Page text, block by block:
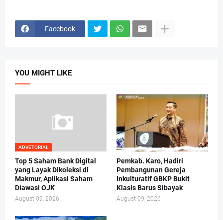
Facebook
YOU MIGHT LIKE
ADVETORIAL
Top 5 Saham Bank Digital
yang Layak Dikoleksi di
Makmur, Aplikasi Saham
Diawasi OJK
August 09, 2026
Pemkab. Karo, Hadiri
Pembangunan Gereja
Inkulturatif GBKP Bukit
Klasis Barus Sibayak
August 09, 2026